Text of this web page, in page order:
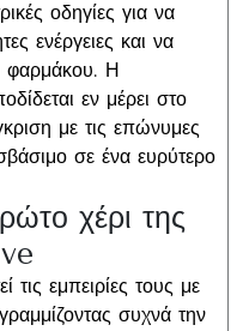
οδηγίες για να
ενέργειες και να
φαρμάκου. Η
εν μέρει στο
με τις επώνυμες
σε ένα ευρύτερο
χέρι της
τις εμπειρίες τους με
συχνά την